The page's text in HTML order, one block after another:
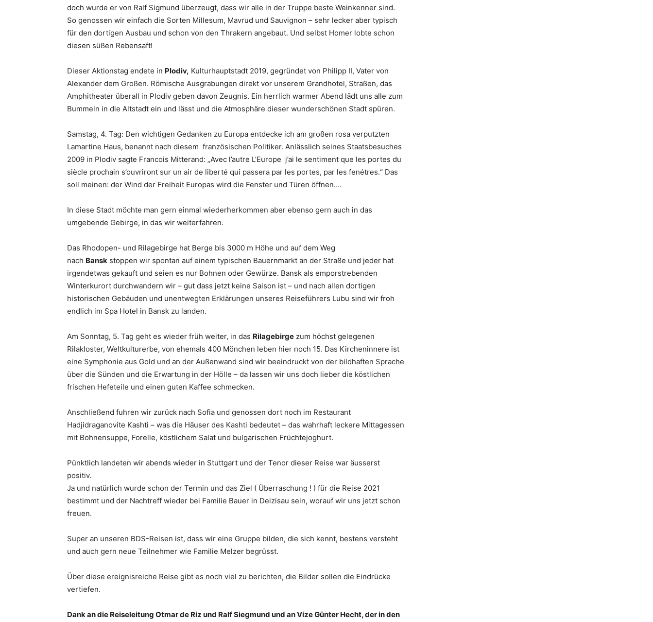
doch wurde er von Ralf Sigmund überzeugt, dass wir alle in der Truppe beste Weinkenner sind.
So genossen wir einfach die Sorten Millesum, Mavrud und Sauvignon – sehr lecker aber typisch
für den dortigen Ausbau und schon von den Thrakern angebaut. Und selbst Homer lobte schon
diesen süßen Rebensaft!
Dieser Aktionstag endete in Plodiv, Kulturhauptstadt 2019, gegründet von Philipp II, Vater von
Alexander dem Großen. Römische Ausgrabungen direkt vor unserem Grandhotel, Straßen, das
Amphitheater überall in Plodiv geben davon Zeugnis. Ein herrlich warmer Abend lädt uns alle zum
Bummeln in die Altstadt ein und lässt und die Atmosphäre dieser wunderschönen Stadt spüren.
Samstag, 4. Tag: Den wichtigen Gedanken zu Europa entdecke ich am großen rosa verputzten
Lamartine Haus, benannt nach diesem französischen Politiker. Anlässlich seines Staatsbesuches
2009 in Plodiv sagte Francois Mitterand: „Avec l’autre L’Europe j’ai le sentiment que les portes du
siècle prochain s’ouvriront sur un air de liberté qui passera par les portes, par les fenétres.“ Das
soll meinen: der Wind der Freiheit Europas wird die Fenster und Türen öffnen….
In diese Stadt möchte man gern einmal wiederherkommen aber ebenso gern auch in das
umgebende Gebirge, in das wir weiterfahren.
Das Rhodopen- und Rilagebirge hat Berge bis 3000 m Höhe und auf dem Weg
nach Bansk stoppen wir spontan auf einem typischen Bauernmarkt an der Straße und jeder hat
irgendetwas gekauft und seien es nur Bohnen oder Gewürze. Bansk als emporstrebenden
Winterkurort durchwandern wir – gut dass jetzt keine Saison ist – und nach allen dortigen
historischen Gebäuden und unentwegten Erklärungen unseres Reiseführers Lubu sind wir froh
endlich im Spa Hotel in Bansk zu landen.
Am Sonntag, 5. Tag geht es wieder früh weiter, in das Rilagebirge zum höchst gelegenen
Rilakloster, Weltkulturerbe, von ehemals 400 Mönchen leben hier noch 15. Das Kircheninnere ist
eine Symphonie aus Gold und an der Außenwand sind wir beeindruckt von der bildhaften Sprache
über die Sünden und die Erwartung in der Hölle – da lassen wir uns doch lieber die köstlichen
frischen Hefeteile und einen guten Kaffee schmecken.
Anschließend fuhren wir zurück nach Sofia und genossen dort noch im Restaurant
Hadjidraganovite Kashti – was die Häuser des Kashti bedeutet – das wahrhaft leckere Mittagessen
mit Bohnensuppe, Forelle, köstlichem Salat und bulgarischen Früchtejoghurt.
Pünktlich landeten wir abends wieder in Stuttgart und der Tenor dieser Reise war äusserst
positiv.
Ja und natürlich wurde schon der Termin und das Ziel ( Überraschung ! ) für die Reise 2021
bestimmt und der Nachtreff wieder bei Familie Bauer in Deizisau sein, worauf wir uns jetzt schon
freuen.
Super an unseren BDS-Reisen ist, dass wir eine Gruppe bilden, die sich kennt, bestens versteht
und auch gern neue Teilnehmer wie Familie Melzer begrüsst.
Über diese ereignisreiche Reise gibt es noch viel zu berichten, die Bilder sollen die Eindrücke
vertiefen.
Dank an die Reiseleitung Otmar de Riz und Ralf Siegmund und an Vize Günter Hecht, der in den